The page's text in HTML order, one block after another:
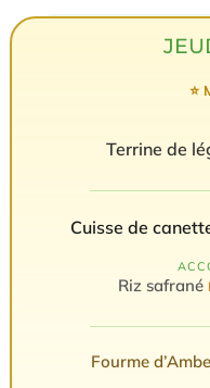
⭐
Terrine de
Cuisse de
Riz safrané
Fourme